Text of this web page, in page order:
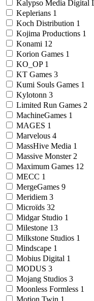
Kalypso Media Digital
Keplerians 1
Koch Distribution 1
Kojima Productions 1
Konami 12
Korion Games 1
KO_OP 1
KT Games 3
Kumi Souls Games 1
Kylotonn 3
Limited Run Games 2
MachineGames 1
MAGES 1
Marvelous 4
MassHive Media 1
Massive Monster 2
Maximum Games 12
MECC 1
MergeGames 9
Meridiem 3
Microïds 32
Midgar Studio 1
Milestone 13
Milkstone Studios 1
Mindscape 1
Mobius Digital 1
MODUS 3
Mojang Studios 3
Moonless Formless 1
Motion Twin 1